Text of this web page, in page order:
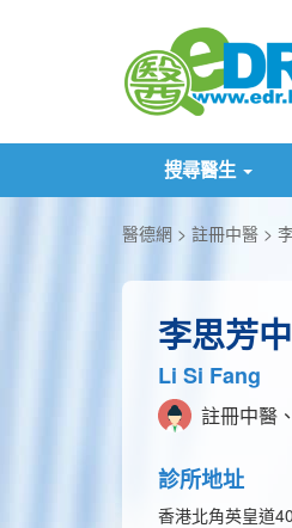
搜尋醫生
醫德網 註冊中醫
李思芳
Li Si Fang
註冊中醫
診所地址
香港北角英皇道